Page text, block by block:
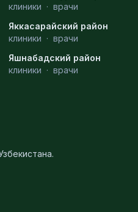
клиники · врачи
Яккасарайский район
клиники · врачи
Яшнабадский район
клиники · врачи